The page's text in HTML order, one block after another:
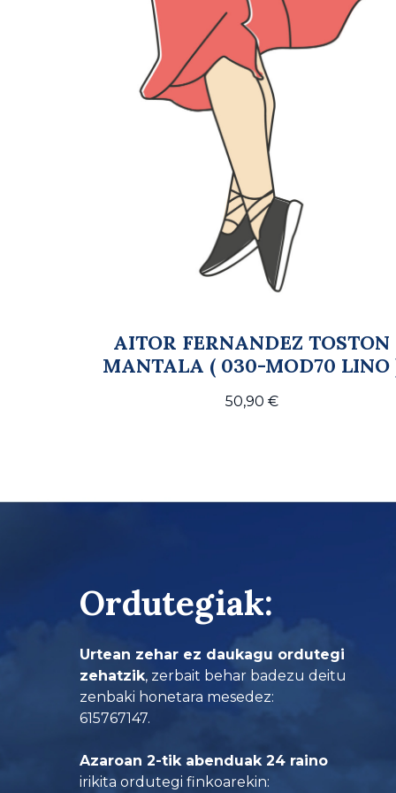
AITOR FERNANDEZ TOSTON
MANTALA ( 030-MOD70 LINO
50,90 €
Ordutegiak:
Urtean zehar ez daukagu ordutegi
zehatzik, zerbait behar badezu deitu
zenbaki honetara mesedez:
615767147.
Azaroan 2-tik abenduak 24 raino
irikita ordutegi finkoarekin: